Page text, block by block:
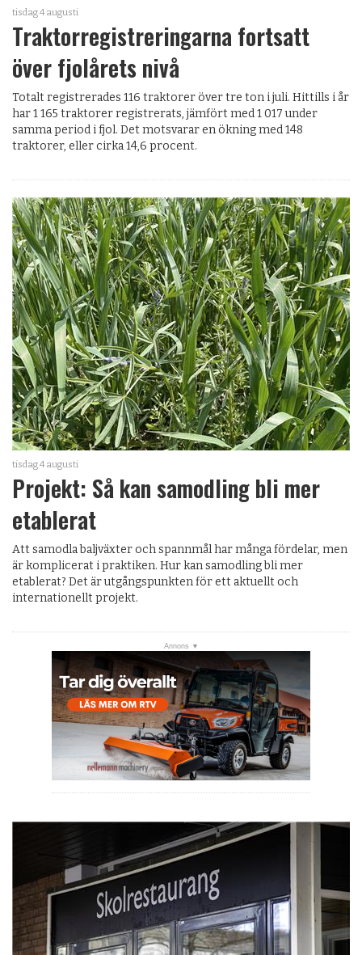
tisdag 4 augusti
Traktorregistreringarna fortsatt
över fjolårets nivå
Totalt registrerades 116 traktorer över tre ton i juli. Hittills i år
har 1 165 traktorer registrerats, jämfört med 1 017 under
samma period i fjol. Det motsvarar en ökning med 148
traktorer, eller cirka 14,6 procent.
tisdag 4 augusti
Projekt: Så kan samodling bli mer
etablerat
Att samodla baljväxter och spannmål har många fördelar, men
är komplicerat i praktiken. Hur kan samodling bli mer
etablerat? Det är utgångspunkten för ett aktuellt och
internationellt projekt.